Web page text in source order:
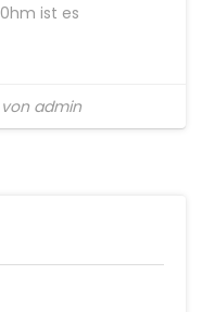
ist es
von admin